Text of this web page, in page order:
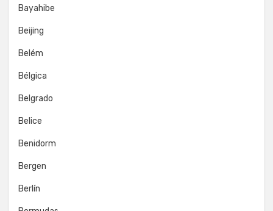
Bayahibe
Beijing
Belém
Bélgica
Belgrado
Belice
Benidorm
Bergen
Berlín